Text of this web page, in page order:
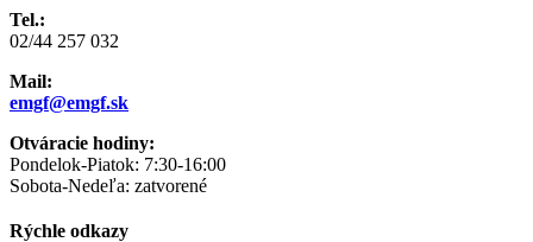
Tel.:
02/44 257 032
Mail:
emgf@emgf.sk
Otváracie hodiny:
Pondelok-Piatok: 7:30-16:00
Sobota-Nedeľa: zatvorené
Rýchle odkazy